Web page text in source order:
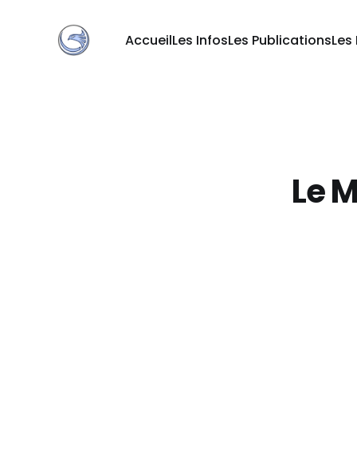
AccueilLes InfosLes Publications
Le